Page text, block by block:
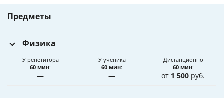
Предметы
Физика
У репетитора
60 мин:
—
У ученика
60 мин:
—
Дистанционно
60 мин:
от 1 500 руб.